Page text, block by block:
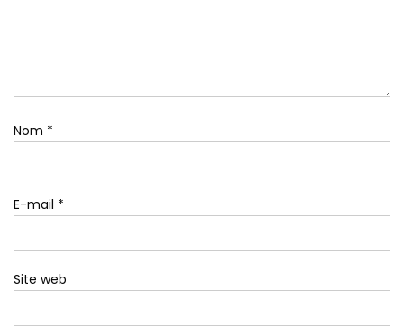
Nom *
E-mail *
Site web